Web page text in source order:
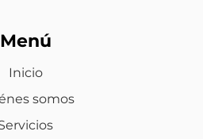
Menú
Inicio
somos